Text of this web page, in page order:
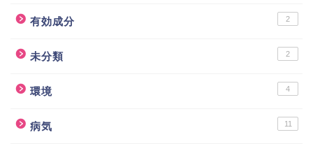
有効成分 2
未分類 2
環境 4
病気 11